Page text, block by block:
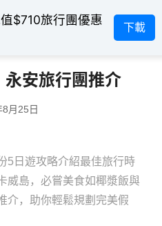
$710旅行團優惠
下載
永安旅行團推介
月25日
5日遊攻略介紹最佳旅行時
威島，必嘗美食如椰漿飯與
介，助你輕鬆規劃完美假